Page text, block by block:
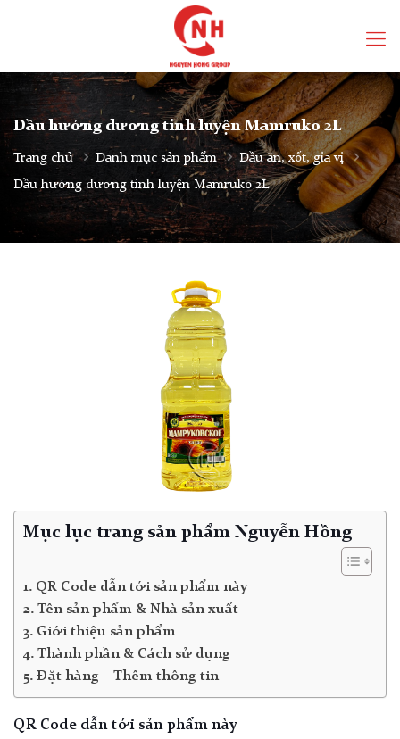
Dầu hướng dương tinh luyện Mamruko 2L
Trang chủ Danh mục sản phẩm
Dầu ăn, xốt, gia vị
Dầu hướng dương tinh luyện Mamruko 2L
Mục lục trang sản phẩm Nguyễn Hồng
QR Code dẫn tới sản phẩm này
Tên sản phẩm & Nhà sản xuất
Giới thiệu sản phẩm
Thành phần & Cách sử dụng
Đặt hàng – Thêm thông tin
QR Code dẫn tới sản phẩm này